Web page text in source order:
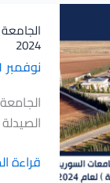
والبدائل
التجميلية
)
فرع
الاتحاد
الوطني
لطلبة
سورية
في
الجامعة
الوطنية
2024
نوفمبر 11, 2024
الصيدلة )
الوطنية
الخاصة
تحتل
المركز
الأول
على
مستوى
الجامعات
قراءة